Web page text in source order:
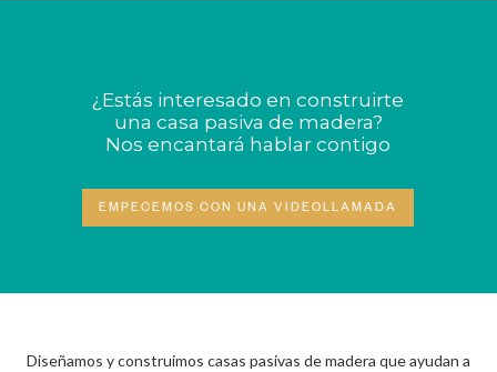
¿Estás interesado en construirte
una casa pasiva de madera?
Nos encantará hablar contigo
EMPECEMOS CON UNA VIDEOLLAMADA
Diseñamos y construimos casas pasivas de madera que ayudan a